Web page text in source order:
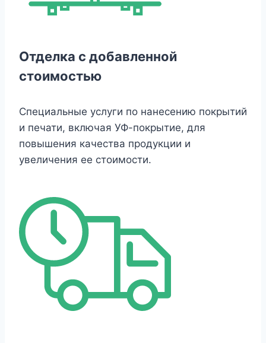
Отделка с добавленной
стоимостью
Специальные услуги по нанесению покрытий
и печати, включая УФ-покрытие, для
повышения качества продукции и
увеличения ее стоимости.